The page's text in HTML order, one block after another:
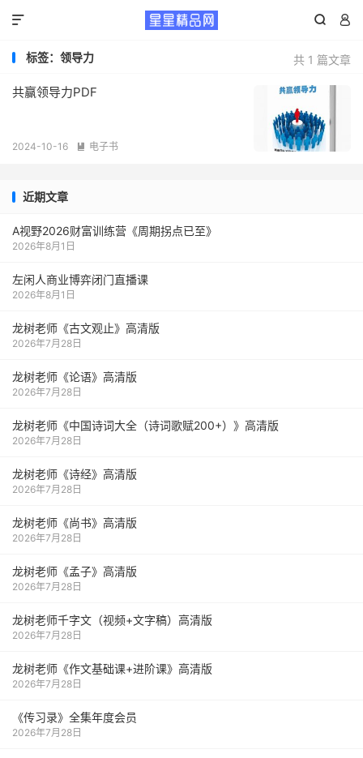
 

共 1 篇文章
标签：领导力
共赢领导力PDF
2024-10-16  电子书
近期文章
A视野2026财富训练营《周期拐点已至》
2026年8月1日
左闲人商业博弈闭门直播课
2026年8月1日
龙树老师《古文观止》高清版
2026年7月28日
龙树老师《论语》高清版
2026年7月28日
龙树老师《中国诗词大全（诗词歌赋200+）》高清版
2026年7月28日
龙树老师《诗经》高清版
2026年7月28日
龙树老师《尚书》高清版
2026年7月28日
龙树老师《孟子》高清版
2026年7月28日
龙树老师千字文（视频+文字稿）高清版
2026年7月28日
龙树老师《作文基础课+进阶课》高清版
2026年7月28日
《传习录》全集年度会员
2026年7月28日